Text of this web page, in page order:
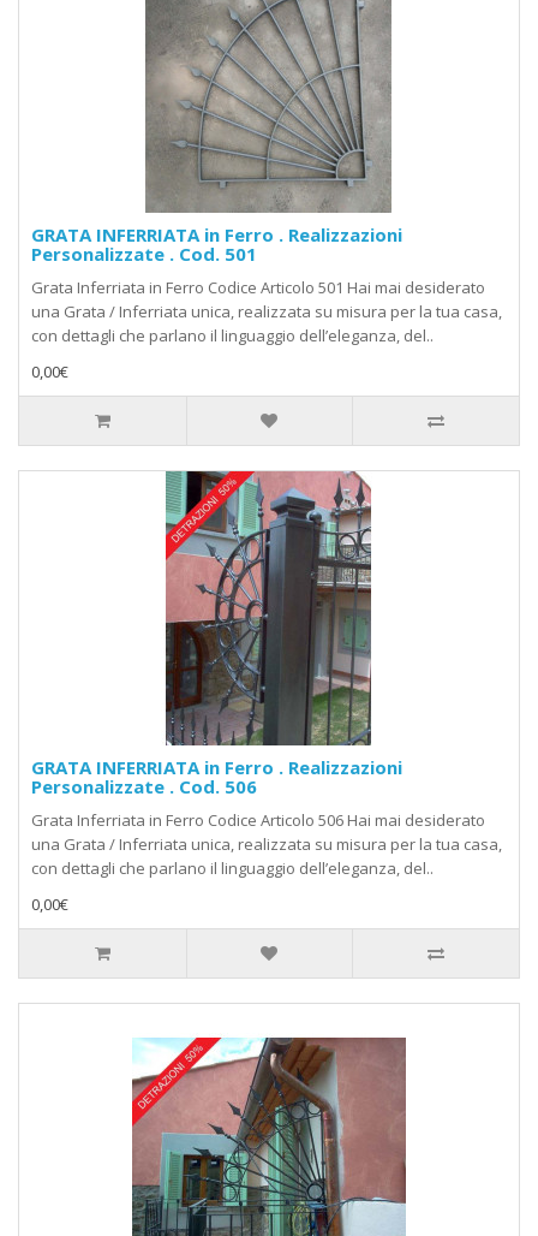
GRATA INFERRIATA in Ferro . Realizzazioni
Personalizzate . Cod. 501
Grata Inferriata in Ferro Codice Articolo 501 Hai mai desiderato
una Grata / Inferriata unica, realizzata su misura per la tua casa,
con dettagli che parlano il linguaggio dell’eleganza, del..
0,00€
GRATA INFERRIATA in Ferro . Realizzazioni
Personalizzate . Cod. 506
Grata Inferriata in Ferro Codice Articolo 506 Hai mai desiderato
una Grata / Inferriata unica, realizzata su misura per la tua casa,
con dettagli che parlano il linguaggio dell’eleganza, del..
0,00€